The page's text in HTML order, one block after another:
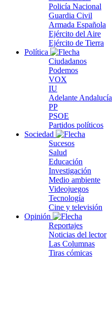
Policía Nacional
Guardia Civil
Armada Española
Ejército del Aire
Ejército de Tierra
Política
Ciudadanos
Podemos
VOX
IU
Adelante Andalucía
PP
PSOE
Partidos políticos
Sociedad
Sucesos
Salud
Educación
Investigación
Medio ambiente
Videojuegos
Tecnología
Cine y televisión
Opinión
Reportajes
Noticias del lector
Las Columnas
Tiras cómicas